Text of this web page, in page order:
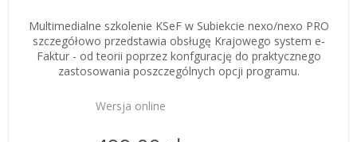
Multimedialne szkolenie KSeF w Subiekcie nexo/nexo PRO
szczegółowo przedstawia obsługę Krajowego system e-
Faktur - od teorii poprzez konfgurację do praktycznego
zastosowania poszczególnych opcji programu.
Wersja online